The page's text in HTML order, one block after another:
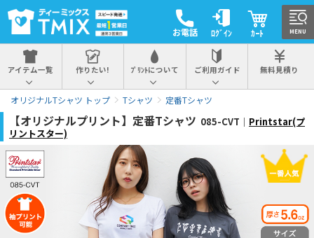
お電話 ﾛｸﾞｲﾝ ｶｰﾄ
アイテム一覧 作りたい! ﾌﾟﾘﾝﾄについて ご利用ガイド 無料見積り
オリジナルTシャツ トップ Tシャツ 定番Tシャツ
【オリジナルプリント】定番Tシャツ 085-CVT｜ Printstar(プ
リントスター)
MENU